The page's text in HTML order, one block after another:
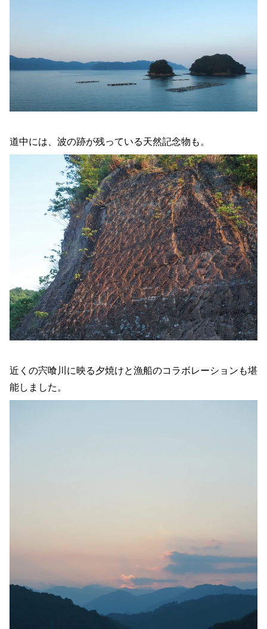
道中には、波の跡が残っている天然記念物も。
近くの宍喰川に映る夕焼けと漁船のコラボレーションも堪
能しました。